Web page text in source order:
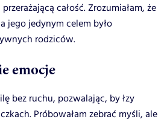
całość. Zrozumiałam, że
jego jedynym celem było
rodziców.
emocje
bez ruchu, pozwalając, by łzy
Próbowałam zebrać myśli, ale